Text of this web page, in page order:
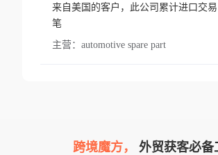
来自美国的客户，此公司累计进口交易
笔
主营： automotive spare part
跨境魔方， 外贸获客必备